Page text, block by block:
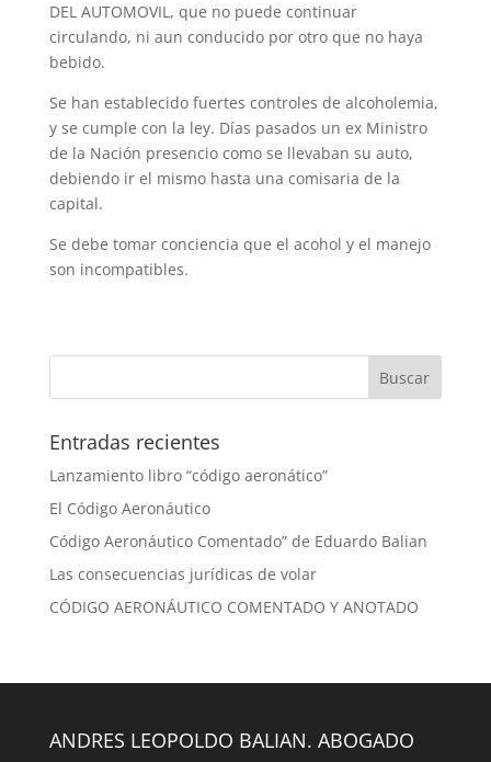
DEL AUTOMOVIL, que no puede continuar
circulando, ni aun conducido por otro que no haya
bebido.
Se han establecido fuertes controles de alcoholemia,
y se cumple con la ley. Días pasados un ex Ministro
de la Nación presencio como se llevaban su auto,
debiendo ir el mismo hasta una comisaria de la
capital.
Se debe tomar conciencia que el acohol y el manejo
son incompatibles.
Entradas recientes
Lanzamiento libro “código aeronático”
El Código Aeronáutico
Código Aeronáutico Comentado” de Eduardo Balian
Las consecuencias jurídicas de volar
CÓDIGO AERONÁUTICO COMENTADO Y ANOTADO
ANDRES LEOPOLDO BALIAN. ABOGADO